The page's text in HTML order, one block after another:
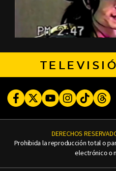
FacebookTwitterYoutubeInstagram
TikTok
DERECHOS
Prohibida la reproducción total o
electrónico o